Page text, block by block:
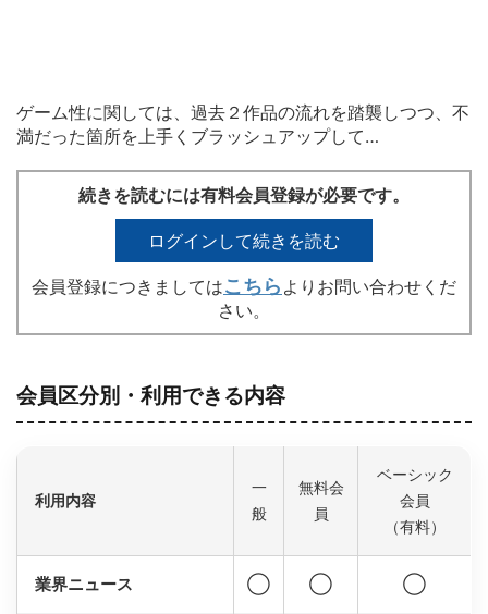
ゲーム性に関しては、過去２作品の流れを踏襲しつつ、不
満だった箇所を上手くブラッシュアップして…
続きを読むには有料会員登録が必要です。
ログインして続きを読む
会員登録につきましてはこちら よりお問い合わせくだ
さい。
会員区分別・利用できる内容
利用内容
一
般
無料会
員
ベーシック
会員
（有料）
業界ニュース ◯ ◯ ◯